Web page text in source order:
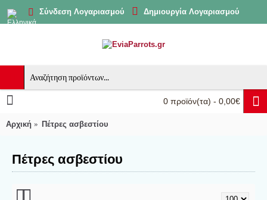
Σύνδεση Λογαριασμού Δημιουργία Λογαριασμού
0 προϊόν(τα) - 0,00€
Αρχική Πέτρες ασβεστίου
Πέτρες ασβεστίου